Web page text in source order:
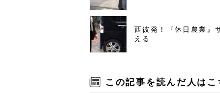
西彼発！『休日農業』
える
この記事を読んだ人は